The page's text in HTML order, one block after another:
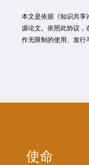
本文是依据《知识共享
源论文。依照此协议，
作无限制的使用、发行
使命